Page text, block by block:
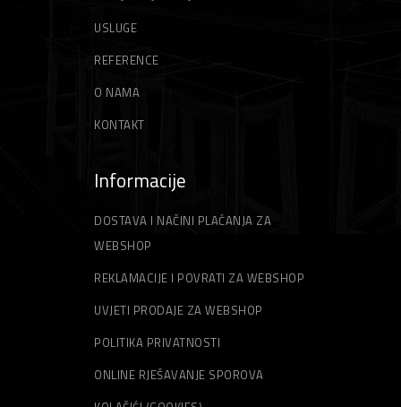
Špahtle
Strune za trimer
USLUGE
REFERENCE
O NAMA
KONTAKT
Informacije
DOSTAVA I NAČINI PLAĆANJA ZA
WEBSHOP
REKLAMACIJE I POVRATI ZA WEBSHOP
UVJETI PRODAJE ZA WEBSHOP
POLITIKA PRIVATNOSTI
ONLINE RJEŠAVANJE SPOROVA